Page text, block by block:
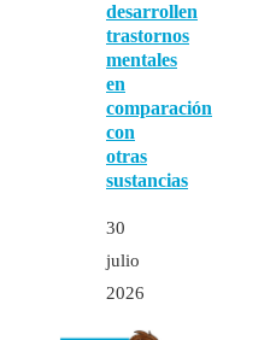
desarrollen
trastornos
mentales
en
comparación
con
otras
sustancias
30
julio
2026